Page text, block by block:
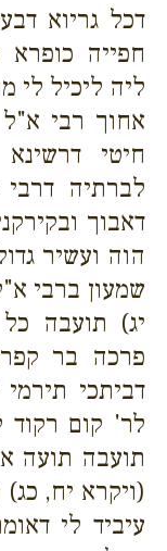
דכל גריוא
חפייה
ליה ליכיל לי
אחוך רבי
חיטי
לברתיה
דאבוך
הוה ועשיר
שמעון ברבי
יג) תועבה
פרכה בר
דביתכי
לר' קום
תועבה תועה
(ויקרא יח,
עיביד לי